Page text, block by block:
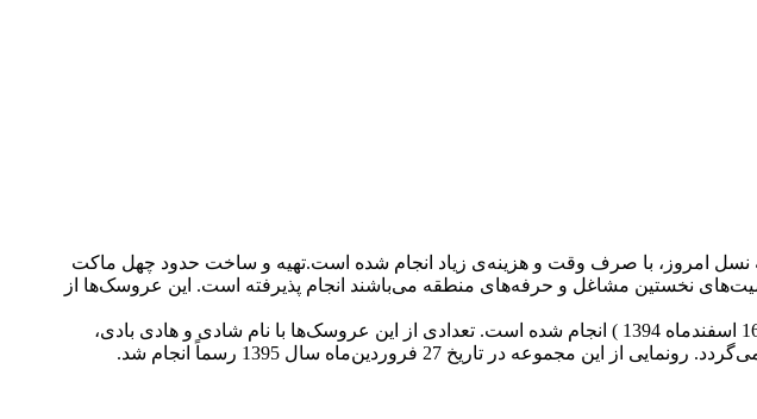
امروز، با صرف وقت و هزینه‌ی زیاد انجام شده است.تهیه و ساخت حدود چهل ماکت
معرف افراد و شخصیت‌های نخستین مشاغل و حرفه‌های منطقه می‌باشند انجام پذیرفته است. این عروسک‌ها از
ارائه‌ی مقاله‌ای پیرامون اهداف و فلسفه‌ی عروسک‌ها برای سازمان یونسکو در محل موزه‌ی ملی تهران(13 تا 16 اسفندماه 1394 ) انجام شده است. تعدادی از این عروسک‌ها با نام شادی و هادی بادی،